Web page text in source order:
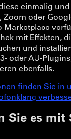
einmalig
Zoom oder
Marketplace
mit Effekten,
und
oder AU-
ebenfalls.
finden Sie in
Sie es mit